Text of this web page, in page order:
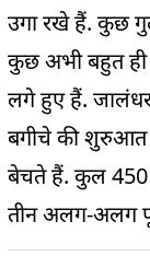
उगा रखे हैं. कुछ
कुछ अभी बहुत ही
लगे हुए हैं.
बगीचे की शुरुआत
बेचते हैं. कुल 450
तीन अलग-अलग